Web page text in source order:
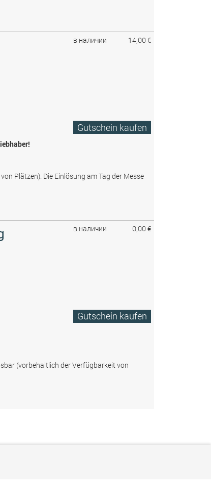
в наличии 14,00 €
Gutschein kaufen
Plätzen). Die Einlösung am Tag der Messe
в наличии 0,00 €
Gutschein kaufen
(vorbehaltlich der Verfügbarkeit von